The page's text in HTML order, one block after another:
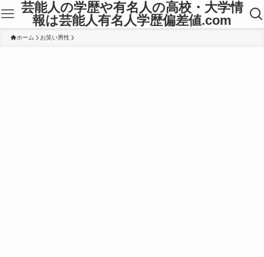
芸能人の学歴や有名人の高校・大学情
報は芸能人有名人学歴偏差値.com
ホーム お笑い男性